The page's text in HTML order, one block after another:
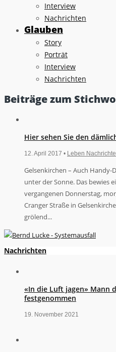
Interview
Nachrichten
Glauben
Story
Porträt
Interview
Nachrichten
Beiträge zum
Hier sehen Sie den
12. April 2017 • Leben
Gelsenkirchen – Auch
unter der Sonne. Das bewies
vergangenen Donnerstag,
Cranger Straße in
grölend...
Nachrichten
«In die Luft jagen» Mann
festgenommen
19. November 2021